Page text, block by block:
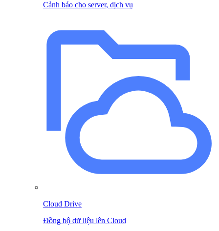
Cảnh báo cho server, dịch vụ
Cloud Drive
Đồng bộ dữ liệu lên Cloud